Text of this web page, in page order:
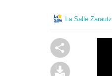
La Salle Zarautz